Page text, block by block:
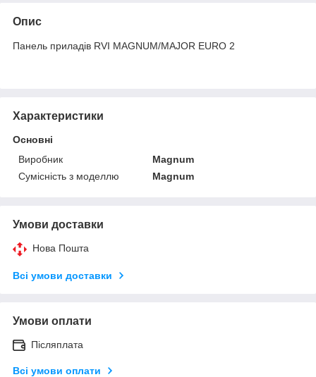
Опис
Панель приладів RVI MAGNUM/MAJOR EURO 2
Характеристики
Основні
Виробник
Magnum
Сумісність з моделлю
Magnum
Умови доставки
Нова Пошта
Всі умови доставки
Умови оплати
Післяплата
Всі умови оплати